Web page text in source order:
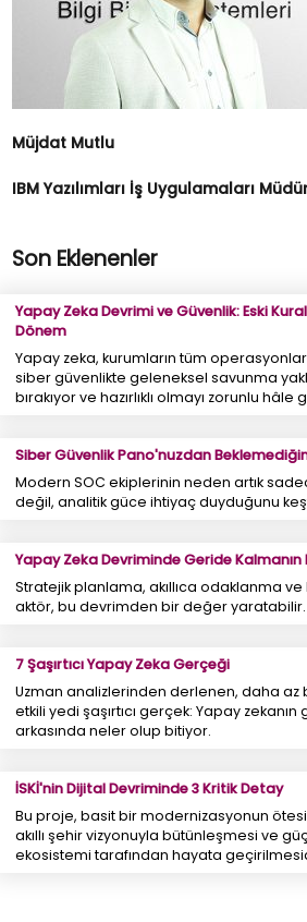
Müjdat Mutlu
IBM Yazılımları İş Uygulamaları
Son Eklenenler
Yapay Zeka Devrimi ve Güvenlik: Eski
Dönem
Yapay zeka, kurumların tüm
siber güvenlikte geleneksel savunma
bırakıyor ve hazırlıklı olmayı zorunlu hâle
Siber Güvenlik Pano'nuzdan
Modern SOC ekiplerinin neden artık
değil, analitik güce ihtiyaç duyduğunu
Yapay Zeka Devriminde Geride Kalmanın
Stratejik planlama, akıllıca odaklanma
aktör, bu devrimden bir değer yaratabilir.
7 Şaşırtıcı Yapay Zeka Gerçeği
Uzman analizlerinden derlenen, daha az
etkili yedi şaşırtıcı gerçek: Yapay zekanın
arkasında neler olup bitiyor.
İSKİ'nin Dijital Devriminde 3 Kritik Detay
Bu proje, basit bir modernizasyonun
akıllı şehir vizyonuyla bütünleşmesi ve
ekosistemi tarafından hayata